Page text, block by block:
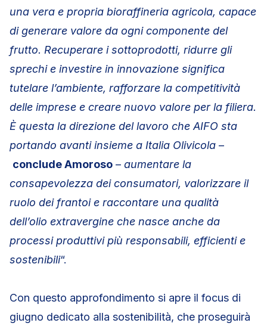
una vera e propria bioraffineria agricola, capace
di generare valore da ogni componente del
frutto. Recuperare i sottoprodotti, ridurre gli
sprechi e investire in innovazione significa
tutelare l’ambiente, rafforzare la competitività
delle imprese e creare nuovo valore per la filiera.
È questa la direzione del lavoro che AIFO sta
portando avanti insieme a Italia Olivicola –
conclude Amoroso – aumentare la
consapevolezza dei consumatori, valorizzare il
ruolo dei frantoi e raccontare una qualità
dell’olio extravergine che nasce anche da
processi produttivi più responsabili, efficienti e
sostenibili“.
Con questo approfondimento si apre il focus di
giugno dedicato alla sostenibilità, che proseguirà